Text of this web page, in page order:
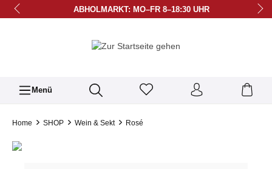
ABHOLMARKT: MO–FR 8–18:30 UHR
LIEFERUNG AB 39,90 € FREI ZZGL. PFAND
Menü
Home SHOP Wein & Sekt Rosé